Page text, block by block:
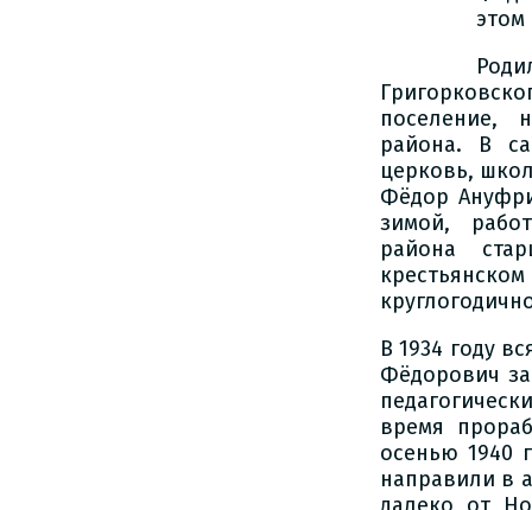
этом
поселение,
района. В
церковь,
Фёдор
зимой,
района
В 1934 году
Фёдорович
время
осенью 1940
направили в